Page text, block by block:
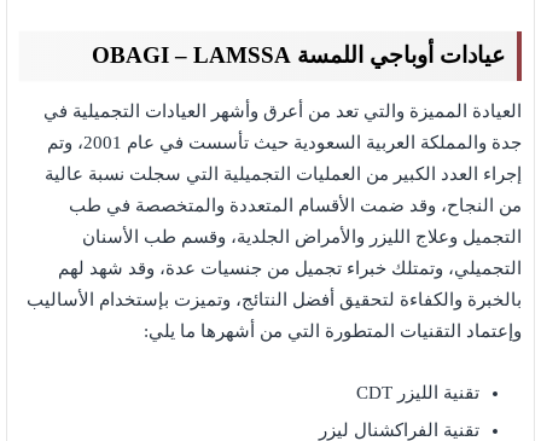
عيادات أوباجي اللمسة OBAGI – LAMSSA
العيادة المميزة والتي تعد من أعرق وأشهر العيادات التجميلية في
جدة والمملكة العربية السعودية حيث تأسست في عام 2001، وتم
إجراء العدد الكبير من العمليات التجميلية التي سجلت نسبة عالية
من النجاح، وقد ضمت الأقسام المتعددة والمتخصصة في طب
التجميل وعلاج الليزر والأمراض الجلدية، وقسم طب الأسنان
التجميلي، وتمتلك خبراء تجميل من جنسيات عدة، وقد شهد لهم
بالخبرة والكفاءة لتحقيق أفضل النتائج، وتميزت بإستخدام الأساليب
وإعتماد التقنيات المتطورة التي من أشهرها ما يلي:
تقنية الليزر CDT
تقنية الفراكشنال ليزر